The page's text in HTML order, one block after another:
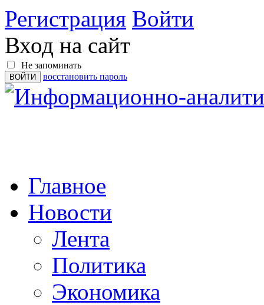
Регистрация Войти
Вход на сайт
Не запоминать
восстановить пароль
Главное
Новости
Лента
Политика
Экономика